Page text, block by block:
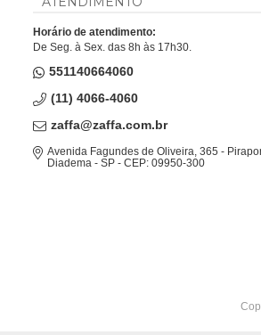
Horário de atendimento:
De Seg. à Sex. das 8h às 17h30.
551140664060
(11) 4066-4060
zaffa@zaffa.com.br
Avenida Fagundes de Oliveira, 365 -
Diadema - SP - CEP: 09950-300